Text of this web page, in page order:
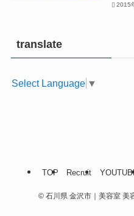
2015
translate
Select Language ▼
TOP Recruit
©石川県 金沢市｜美容室 美